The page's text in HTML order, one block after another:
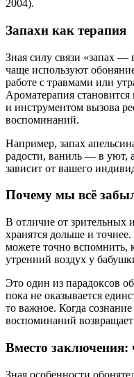
2004).
Запахи как терапия
Зная силу связи «запах
чаще используют
работе с травмами или
Ароматерапия
и инструментом вызова
воспоминаний.
Например, запах
радости, ваниль — в уют,
зависит от вашего
Почему мы всё
В отличие от зрительных
хранятся дольше и
можете точно вспомнить,
утренний воздух у
Это один из парадоксов
пока не оказывается
то важное. Когда
воспоминаний
Вместо заключения:
Зная особенности